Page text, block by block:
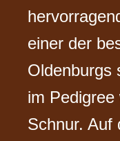
einer der
Oldenburgs
im
Schnur. Auf